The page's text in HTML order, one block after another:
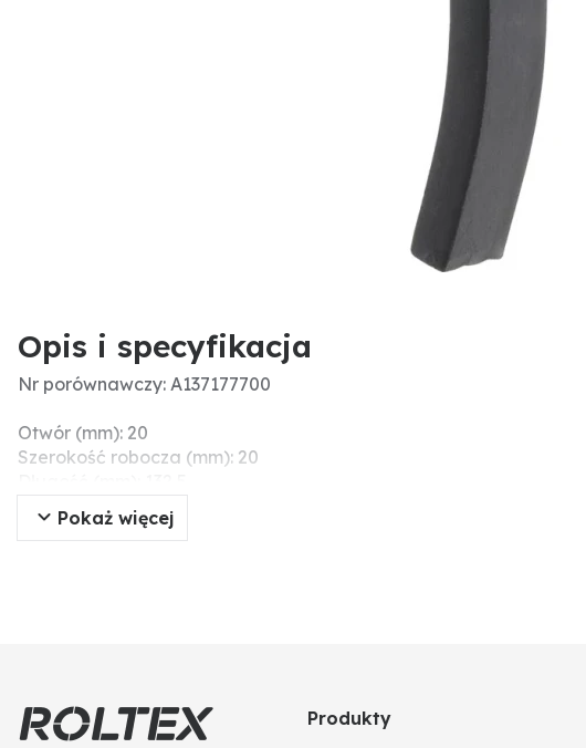
Opis i specyfikacja
Nr porównawczy: A137177700
Otwór (mm): 20
Szerokość robocza (mm): 20
Szerokość (mm): 20
Pokaż więcej
Produkty